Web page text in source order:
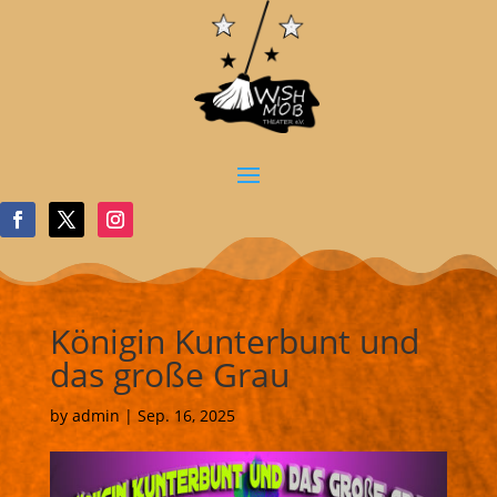
Königin Kunterbunt und
das große Grau
by admin| Sep. 16, 2025